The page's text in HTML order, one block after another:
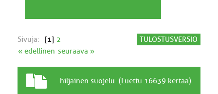
TULOSTUSVERSIO
Sivuja: [1] 2
« edellinen seuraava »
a
A
hiljainen suojelu (Luettu 16639 kertaa)